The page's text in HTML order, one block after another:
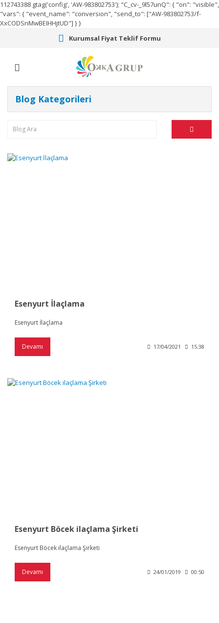
112743388 gtag('config', 'AW-983802753'); "C_cv-_9l57unQ": { "on": "visible",
"vars": { "event_name": "conversion", "send_to": ["AW-983802753/f-
XxCODSnMwBEIHHjtUD"] } }
Kurumsal Fiyat Teklif Formu
Blog Kategorileri
Esenyurt İlaçlama
Esenyurt İlaçlama
Devamı 17/04/2021 15:38
Esenyurt Böcek ilaçlama Şirketi
Esenyurt Böcek ilaçlama Şirketi
Devamı 24/01/2019 00:50